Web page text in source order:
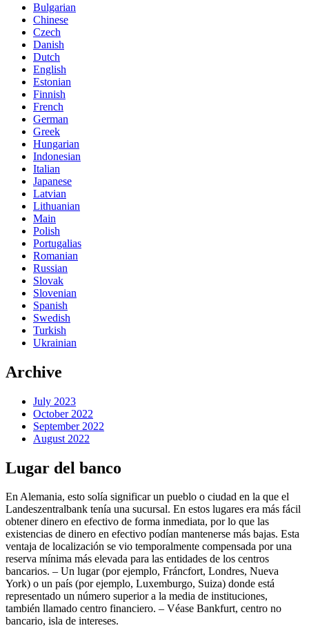
Bulgarian
Chinese
Czech
Danish
Dutch
English
Estonian
Finnish
French
German
Greek
Hungarian
Indonesian
Italian
Japanese
Latvian
Lithuanian
Main
Polish
Portugalias
Romanian
Russian
Slovak
Slovenian
Spanish
Swedish
Turkish
Ukrainian
Archive
July 2023
October 2022
September 2022
August 2022
Lugar del banco
En Alemania, esto solía significar un pueblo o ciudad en la que el
Landeszentralbank tenía una sucursal. En estos lugares era más fácil
obtener dinero en efectivo de forma inmediata, por lo que las
existencias de dinero en efectivo podían mantenerse más bajas. Esta
ventaja de localización se vio temporalmente compensada por una
reserva mínima más elevada para las entidades de los centros
bancarios. – Un lugar (por ejemplo, Fráncfort, Londres, Nueva
York) o un país (por ejemplo, Luxemburgo, Suiza) donde está
representado un número superior a la media de instituciones,
también llamado centro financiero. – Véase Bankfurt, centro no
bancario, isla de intereses.